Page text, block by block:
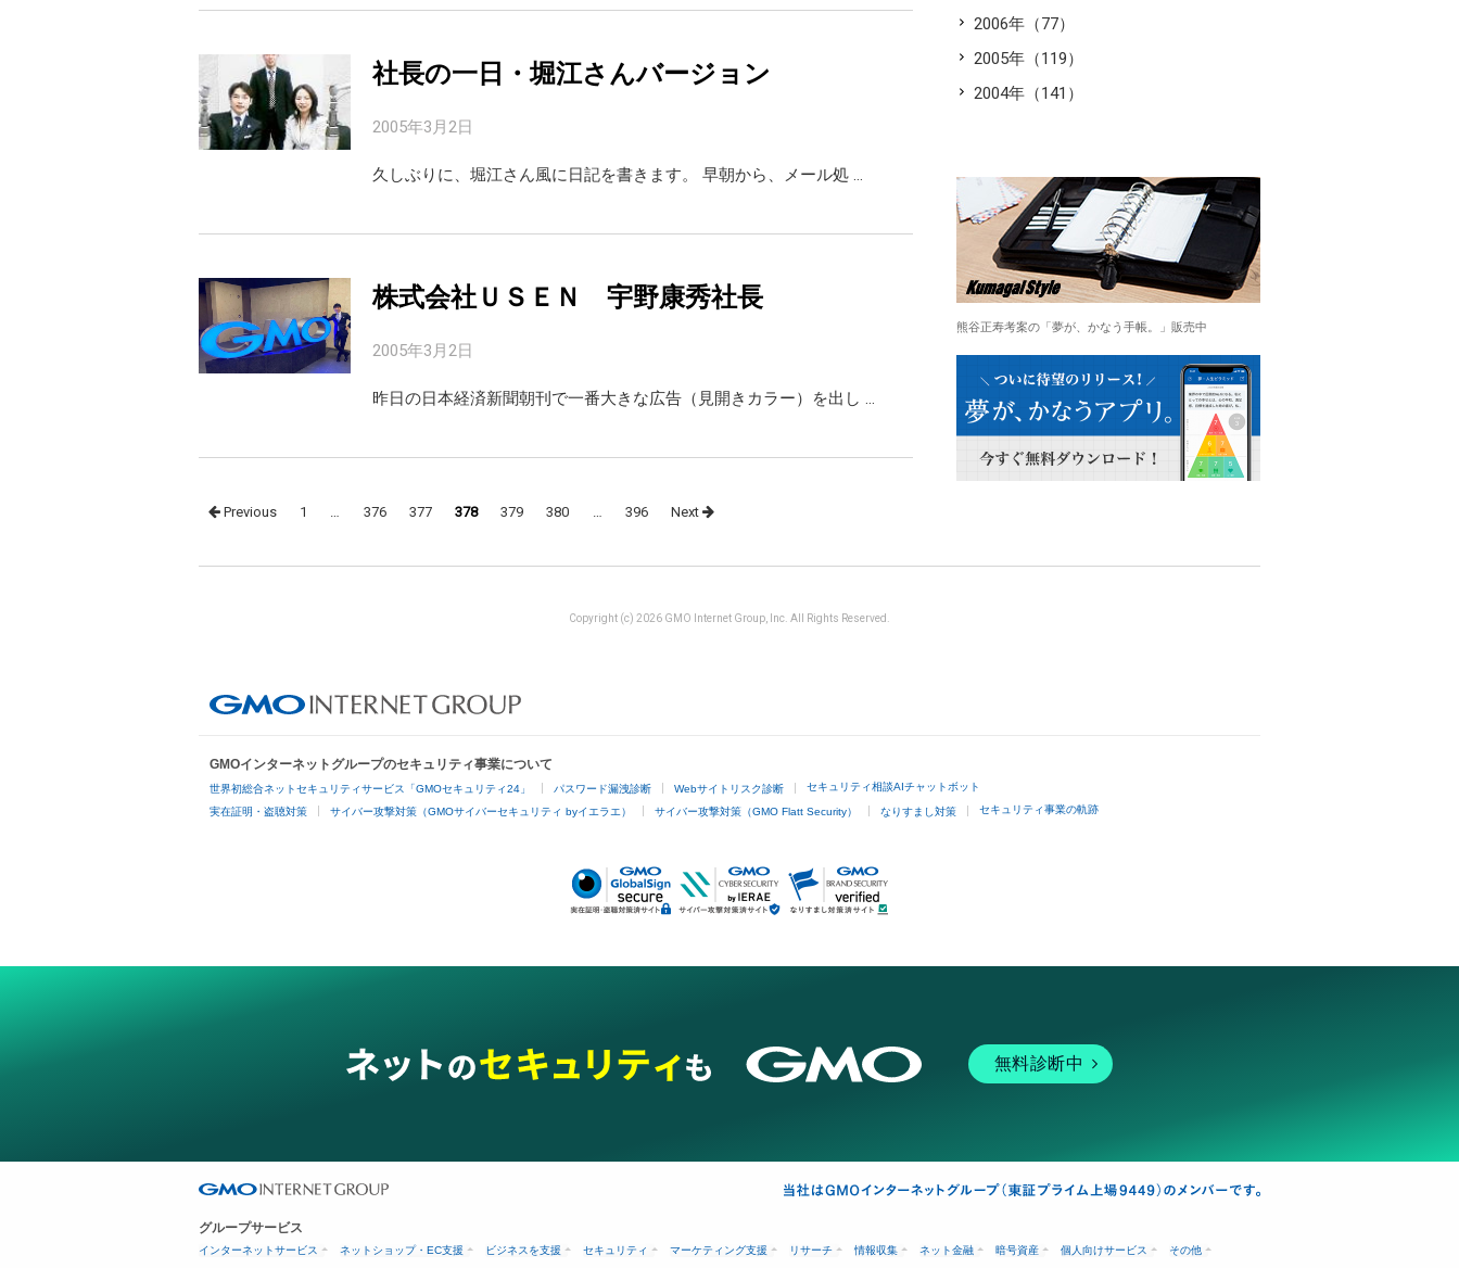
社長の一日・堀江さんバージョン
2005年3月2日
久しぶりに、堀江さん風に日記を書きます。 早朝から、メール処 …
株式会社ＵＳＥＮ 宇野康秀社長
2005年3月2日
昨日の日本経済新聞朝刊で一番大きな広告（見開きカラー）を出し …
PostsPrevious 1 … 376 377 378 379 380 … 396 Next
2006年（77）
2005年（119）
2004年（141）
熊谷正寿考案の「夢が、かなう手帳。」販売中
Copyright (c) 2026 GMO Internet Group, Inc. All Rights Reserved.
GMOインターネットグループのセキュリティ事業について
世界初総合ネットセキュリティサービス「GMOセキュリティ24」 パスワード漏洩診断 Webサイトリスク診断 セキュリティ相談AIチャットボット
実在証明・盗聴対策 サイバー攻撃対策（GMOサイバーセキュリティ byイエラエ） サイバー攻撃対策（GMO Flatt Security） なりすまし対策 セキュリティ事業の軌跡
無料診断中
グループサービス
インターネットサービス ネットショップ・EC支援 ビジネスを支援 セキュリティ マーケティング支援 リサーチ 情報収集 ネット金融 暗号資産 個人向けサービス その他